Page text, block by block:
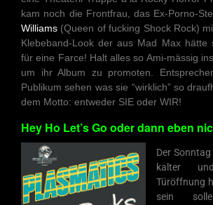
kam noch die Frontfrau, das Ex-Porno-
Williams (Queen of fucking Shock Rock)
Klebeband-Look der aus Mad Max hätte
für eine Farce! Halt alles so Ami-mässig
um ihr Album zu promoten.
Publikum sehen was sie “wirklich” so
dem Motto: entweder SIE oder WIR!
Hey Ho Let’s Go oder dann eben
Der
kalter
Türöffnung
sein